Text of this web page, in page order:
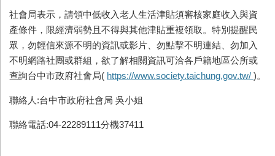
社會局表示，請領中低收入老人生活津貼須審核家庭收入與資
產條件，限經濟弱勢且不得與其他津貼重複領取。特別提醒民
眾，勿輕信來源不明的資訊或影片、勿點擊不明連結、勿加入
不明網路社團或群組，欲了解相關資訊可洽各戶籍地區公所或
查詢台中市政府社會局( https://www.society.taichung.gov.tw/ )。
聯絡人:台中市政府社會局 吳小姐
聯絡電話:04-22289111分機37411